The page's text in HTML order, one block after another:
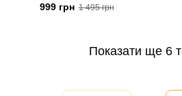
999 грн 1 495 грн
Показати ще 6